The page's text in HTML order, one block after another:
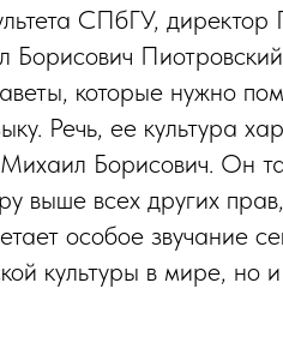
СПбГУ,
которые нужно
Речь, ее культура
Борисович. Он
выше всех других
особое звучание
культуры в мире, но